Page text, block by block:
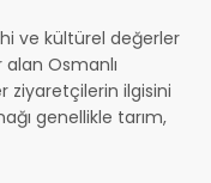
ve kültürel değerler
Osmanlı
ilgisini
genellikle tarım,